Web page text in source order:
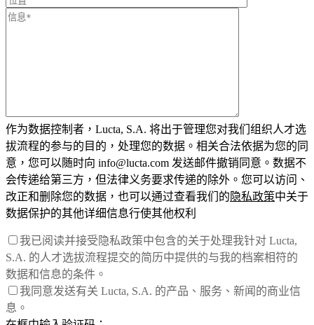
作为数据控制者，Lucta, S.A. 将出于管理您对我们组织人才选
拔流程的参与的目的，处理您的数据。相关合法依据为您的同
意，您可以随时向 info@lucta.com 发送邮件撤销同意。数据不
会传递给第三方，但法律义务要求传递的除外。您可以访问、
改正和删除您的数据，也可以通过查看我们的 隐私政策中关于
数据保护的其他详细信息行使其他权利
我已阅读并接受隐私政策中包含的关于处理我针对 Lucta,
S.A. 的人才选拔流程提交的简历中提供的与我的档案相符的
数据和信息的条件。
我同意发送有关 Lucta, S.A. 的产品、服务、新闻的商业信
息。